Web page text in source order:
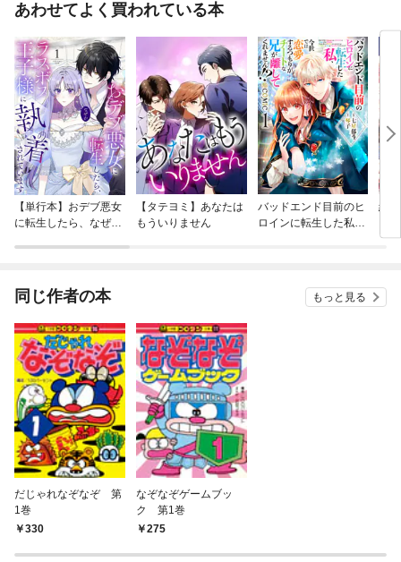
あわせてよく買われている本
【単行本】おデブ悪女
に転生したら、なぜか
【タテヨミ】あなたは
もういりません
バッドエンド目前のヒ
ロインに転生した私、
結
同じ作者の本 もっと見る
だじゃれなぞなぞ 第
1巻
330
なぞなぞゲームブッ
ク 第1巻
275